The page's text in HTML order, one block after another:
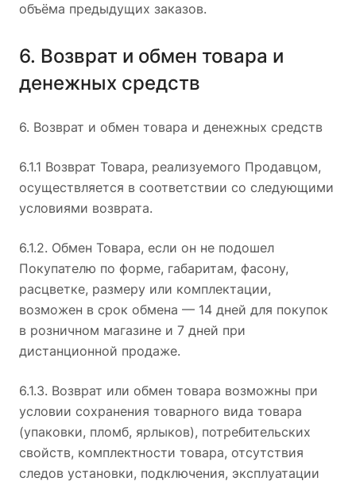
объёма предыдущих заказов.
6. Возврат и обмен товара и
денежных средств
6. Возврат и обмен товара и денежных средств
6.1.1 Возврат Товара, реализуемого Продавцом,
осуществляется в соответствии со следующими
условиями возврата.
6.1.2. Обмен Товара, если он не подошел
Покупателю по форме, габаритам, фасону,
расцветке, размеру или комплектации,
возможен в срок обмена — 14 дней для покупок
в розничном магазине и 7 дней при
дистанционной продаже.
6.1.3. Возврат или обмен товара возможны при
условии сохранения товарного вида товара
(упаковки, пломб, ярлыков), потребительских
свойств, комплектности товара, отсутствия
следов установки, подключения, эксплуатации